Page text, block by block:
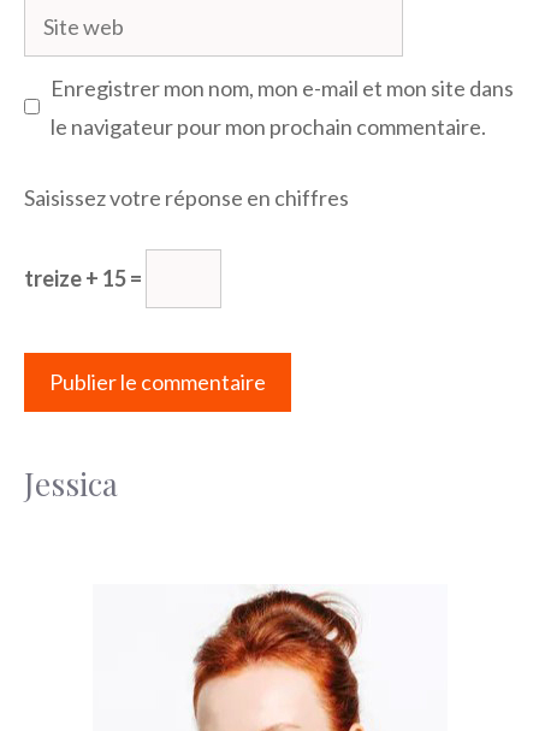
Site
web
Enregistrer mon nom, mon e-mail et mon site dans
le navigateur pour mon prochain commentaire.
Saisissez votre réponse en chiffres
treize + 15 =
Jessica